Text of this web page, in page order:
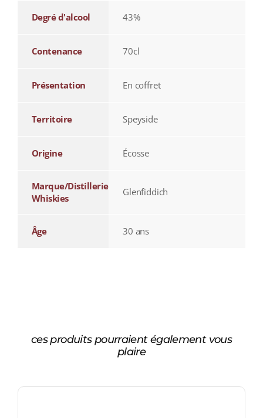
Degré d'alcool 43%
Contenance 70cl
Présentation En coffret
Territoire Speyside
Origine Écosse
Marque/Distillerie
Whiskies
Glenfiddich
Âge 30 ans
ces produits pourraient également vous
plaire